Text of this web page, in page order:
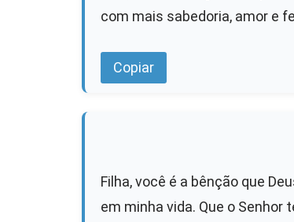
com mais sabedoria, amor e
Copiar
Filha, você é a bênção que
em minha vida. Que o Senhor